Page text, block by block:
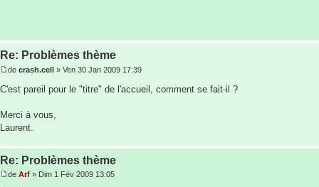
Re: Problèmes thème
de crash.cell » Ven 30 Jan 2009 17:39
C'est pareil pour le "titre" de l'accueil, comment se fait-il ?
Merci à vous,
Laurent.
Re: Problèmes thème
de Arf » Dim 1 Fév 2009 13:05